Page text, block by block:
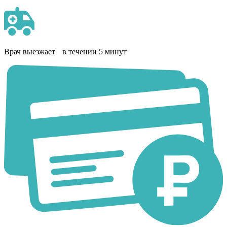
Врач выезжает в течении 5 минут